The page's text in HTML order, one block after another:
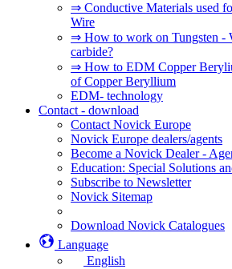
⇒ Conductive Materials used
Wire
⇒ How to work on Tungsten -
carbide?
⇒ How to EDM Copper
of Copper Beryllium
EDM- technology
Contact - download
Contact Novick Europe
Novick Europe dealers/agents
Become a Novick Dealer -
Education: Special Solutions
Subscribe to Newsletter
Novick Sitemap
Download Novick Catalogues
Language
English